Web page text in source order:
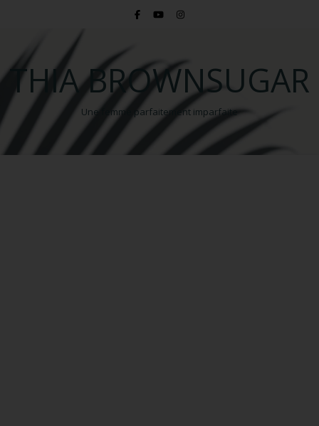
THIA BROWNSUGAR
Une femme parfaitement imparfaite